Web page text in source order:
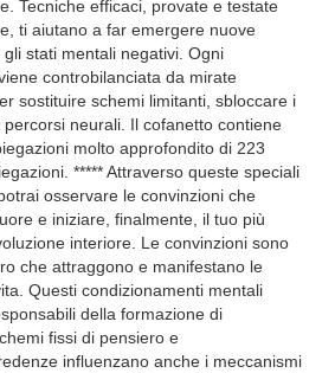
Tecniche efficaci, provate e testate
ti aiutano a far emergere nuove
stati mentali negativi. Ogni
controbilanciata da mirate
sostituire schemi limitanti, sbloccare i
neurali. Il cofanetto contiene
molto approfondito di 223
***** Attraverso queste speciali
osservare le convinzioni che
e iniziare, finalmente, il tuo più
interiore. Le convinzioni sono
che attraggono e manifestano le
Questi condizionamenti mentali
della formazione di
fissi di pensiero e
influenzano anche i meccanismi